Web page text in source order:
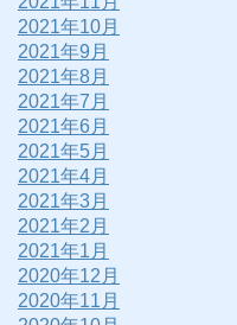
2021年10月
2021年9月
2021年8月
2021年7月
2021年6月
2021年5月
2021年4月
2021年3月
2021年2月
2021年1月
2020年12月
2020年11月